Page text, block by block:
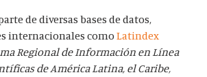
de diversas bases de datos,
internacionales comoLatindex
Regional de Información en Línea
de América Latina, el Caribe,